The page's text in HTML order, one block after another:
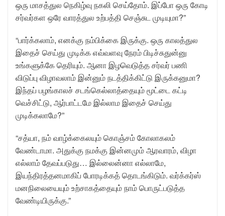
ஒரு மாசத்துல நெகிழ்வு நகலி செய்தோம். இப்போ ஒரு கோடி
சர்வர்கள ஒரே வாரத்துல உற்பத்தி செஞ்சுட முடியுமா?”
“பார்க்கலாம், எனக்கு நம்பிக்கை இருக்கு. ஒரு காலத்துல
இதைச் செய்து முடிக்க எவ்வளவு நேரம் பிடிச்சுதுன்னு
உங்களுக்கே தெரியும். ஆனா இழவெடுத்த சர்வர் பணி
விடுப்பு விழாவலாம் இன்னும் நடத்திக்கிட்டு இருக்கனுமா?
இந்தப் பழங்காலச் சடங்கெல்லாத்தையும் மூட்டை கட்டி
வெச்சிட்டு, ஆர்பாட்டமே இல்லாம இதைச் செய்து
முடிக்கலாமே?”
“சத்யா, நம் வாழ்க்கைலயும் கொஞ்சம் கோலாகலம்
வேண்டாமா. அதுக்கு நமக்கு இன்னமும் ஆரவாரம், விழா
எல்லாம் தேவப்படுது… இல்லைன்னா எல்லாமே,
இயந்திரத்தனமாகிப் போரடிக்கத் தொடங்கிடும். வர்க்கர்ஸ்
மனநிலையையும் உற்சாகத்தையும் நாம் பொருட்படுத்த
வேண்டியிருக்கு.”